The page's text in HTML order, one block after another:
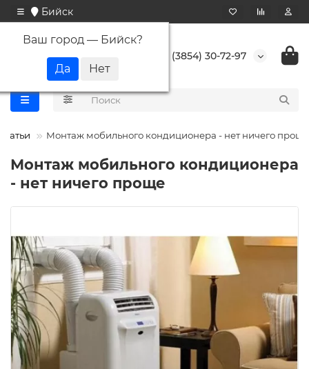
Бийск
Ваш город — Бийск?
+7 (3854) 30-72-97
Монтаж мобильного кондиционера - нет ничего проще
Монтаж мобильного кондиционера
- нет ничего проще